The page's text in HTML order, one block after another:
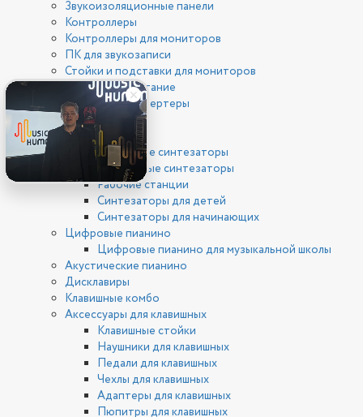
Звукоизоляционные панели
Контроллеры
Контроллеры для мониторов
ПК для звукозаписи
Стойки и подставки для мониторов
Фантомное питание
ЦАП/АЦП конвертеры
Клавишные
Синтезаторы
Цифровые синтезаторы
Аналоговые синтезаторы
Рабочие станции
Синтезаторы для детей
Синтезаторы для начинающих
Цифровые пианино
Цифровые пианино для музыкальной школы
Акустические пианино
Дисклавиры
Клавишные комбо
Аксессуары для клавишных
Клавишные стойки
Наушники для клавишных
Педали для клавишных
Чехлы для клавишных
Адаптеры для клавишных
Пюпитры для клавишных